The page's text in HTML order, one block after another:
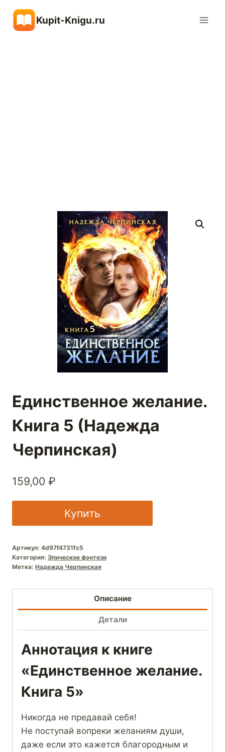
содержимому
Kupit-Knigu.ru
Единственное желание.
Книга 5 (Надежда
Черпинская)
159,00 ₽
Купить
Артикул: 4d97f4731fc5
Категория: Эпическое фэнтези
Метка: Надежда Черпинская
Описание
Детали
Аннотация к книге
«Единственное желание.
Книга 5»
Никогда не предавай себя!
Не поступай вопреки желаниям души,
даже если это кажется благородным и